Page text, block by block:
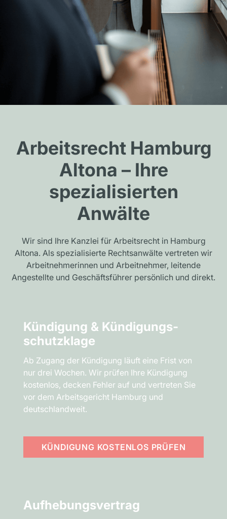
Arbeitsrecht Hamburg
Altona – Ihre
spezialisierten
Anwälte
Wir sind Ihre Kanzlei für Arbeitsrecht in Hamburg
Altona. Als spezialisierte Rechtsanwälte vertreten wir
Arbeitnehmerinnen und Arbeitnehmer, leitende
Angestellte und Geschäftsführer persönlich und direkt.
Kündigung & Kündigungs­
schutzklage
Ab Zugang der Kündigung läuft eine Frist von
nur drei Wochen. Wir prüfen Ihre Kündigung
kostenlos, decken Fehler auf und vertreten Sie
vor dem Arbeitsgericht Hamburg und
deutschlandweit.
KÜNDIGUNG KOSTENLOS PRÜFEN
Aufhebungs­vertrag